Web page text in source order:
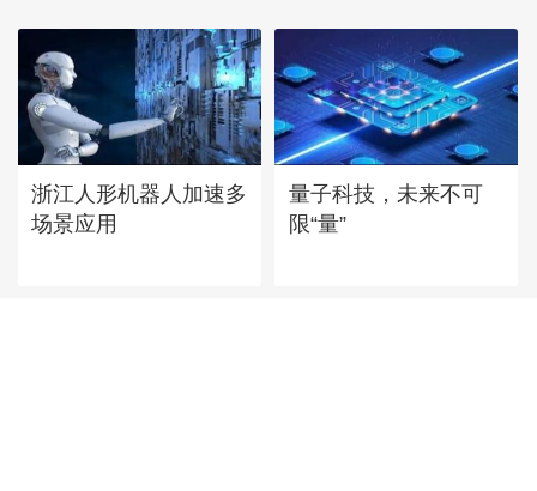
浙江人形机器人加速多
场景应用
量子科技，未来不可
限“量”